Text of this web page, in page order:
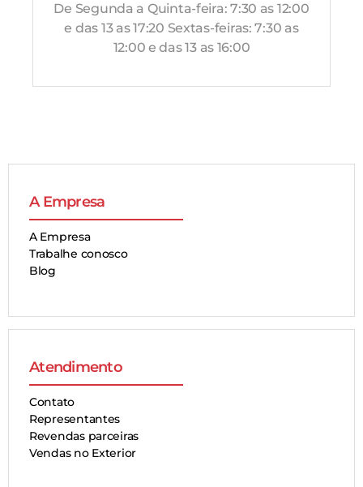
De Segunda a Quinta-feira: 7:30 as 12:00
e das 13 as 17:20 Sextas-feiras: 7:30 as
12:00 e das 13 as 16:00
A Empresa
A Empresa
Trabalhe conosco
Blog
Atendimento
Contato
Representantes
Revendas parceiras
Vendas no Exterior